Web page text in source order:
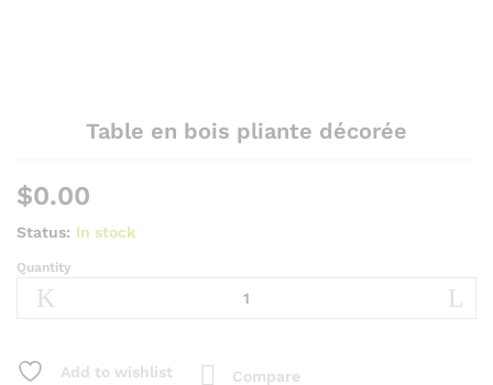
Table en bois pliante décorée
$0.00
Status: In stock
Quantity
Add to wishlist Compare